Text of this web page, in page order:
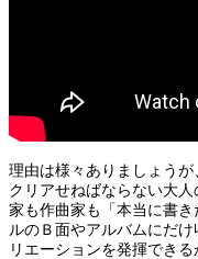
理由は様々ありましょうが
クリアせねばならない大
家も作曲家も「本当に書
ルのＢ面やアルバムにだ
リエーションを発揮でき